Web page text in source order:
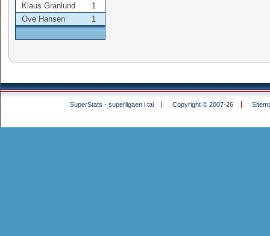
Klaus Granlund
1
Ove Hansen
1
SuperStats - superligaen i tal Copyright © 2007-26